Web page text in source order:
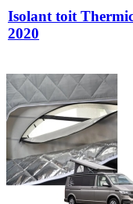
Isolant toit
2020